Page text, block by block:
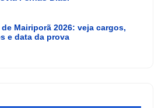
Mairiporã 2026: veja cargos,
e data da prova